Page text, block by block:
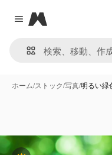
Close menu
Magnific
ホーム/ストック/写真/明るい緑